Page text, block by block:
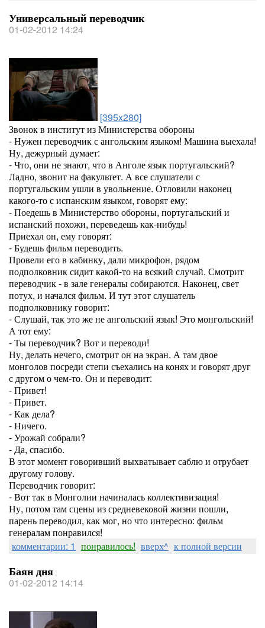
Универсальный переводчик
01-02-2012 14:24
[395x280]
Звонок в институт из Министерства обороны
- Нужен переводчик с ангольским языком! Машина выехала!
Ну, дежурный думает:
- Что, они не знают, что в Анголе язык португальский?
Ладно, звонит на факультет. А все слушатели с
португальским ушли в увольнение. Отловили наконец
какого-то с испанским языком, говорят ему:
- Поедешь в Министерство обороны, португальский и
испанский похожи, переведешь как-нибудь!
Приехал он, ему говорят:
- Будешь фильм переводить.
Провели его в кабинку, дали микрофон, рядом
подполковник сидит какой-то на всякий случай. Смотрит
переводчик - в зале генералы собираются. Наконец, свет
потух, и начался фильм. И тут этот слушатель
подполковнику говорит:
- Слушай, так это же не ангольский язык! Это монгольский!
А тот ему:
- Ты переводчик? Вот и переводи!
Ну, делать нечего, смотрит он на экран. А там двое
монголов посреди степи съехались на конях и говорят друг
с другом о чем-то. Он и переводит:
- Привет!
- Привет.
- Как дела?
- Ничего.
- Урожай собрали?
- Да, спасибо.
В этот момент говоривший выхватывает саблю и отрубает
другому голову.
Переводчик говорит:
- Вот так в Монголии начиналась коллективизация!
Ну, потом там сцены из средневековой жизни пошли,
парень переводил, как мог, но что интересно: фильм
генералам понравился!
комментарии: 1 понравилось! вверх^ к полной версии
Баян дня
01-02-2012 14:14